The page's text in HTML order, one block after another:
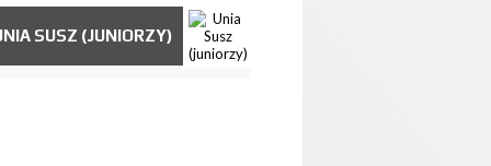
SUSZ (JUNIORZY)